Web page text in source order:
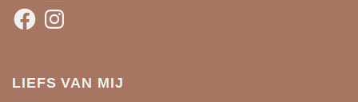
FacebookInstagram
LIEFS VAN MIJ